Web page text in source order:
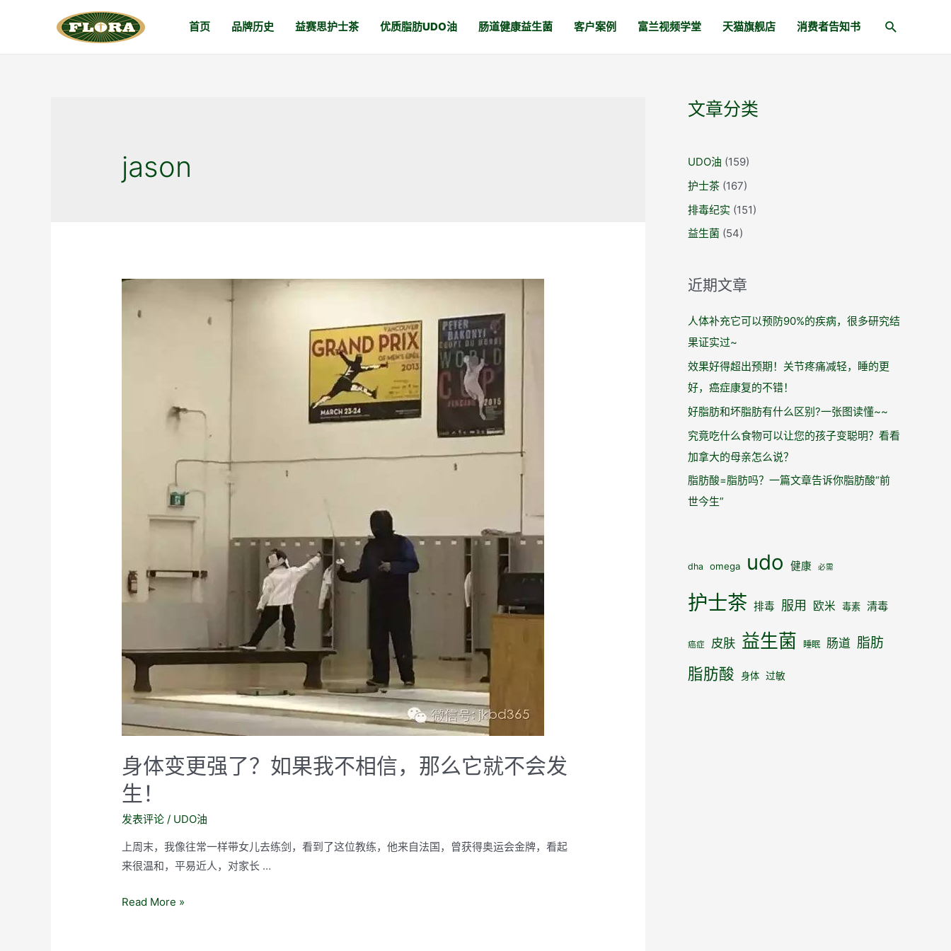
首页 品牌历史 益赛思护士茶 优质脂肪UDO油 肠道健康益生菌 客户案例 富兰视频学堂 天猫旗舰店 消费者告知书
jason
身体变更强了？如果我不相信，那么它就不会发
生！
发表评论 / UDO油
上周末，我像往常一样带女儿去练剑，看到了这位教练，他来自法国，曾获得奥运会金牌，看起
来很温和，平易近人，对家长 …
身
Read More »
文章分类
UDO油 (159)
护士茶 (167)
排毒纪实 (151)
益生菌 (54)
近期文章
人体补充它可以预防90%的疾病，很多研究结
果证实过~
效果好得超出预期！关节疼痛减轻，睡的更
好，癌症康复的不错！
好脂肪和坏脂肪有什么区别?一张图读懂~~
究竟吃什么食物可以让您的孩子变聪明？看看
加拿大的母亲怎么说？
脂肪酸=脂肪吗？一篇文章告诉你脂肪酸“前
世今生”
dha omega udo 健康 必需
护士茶 排毒 服用 欧米 毒素 清毒
癌症 皮肤 益生菌 睡眠 肠道 脂肪
脂肪酸 身体 过敏